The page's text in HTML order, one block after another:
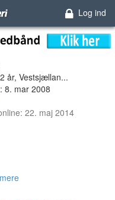
Log ind
år, Vestsjællan...
8. mar 2008
22. maj 2014